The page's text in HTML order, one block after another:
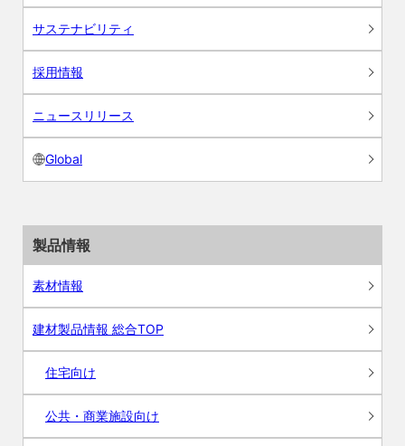
サステナビリティ
採用情報
ニュースリリース
Global
製品情報
素材情報
建材製品情報 総合TOP
住宅向け
公共・商業施設向け